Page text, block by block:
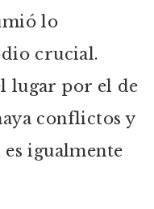
lo
crucial.
lugar por el de
conflictos y
es igualmente